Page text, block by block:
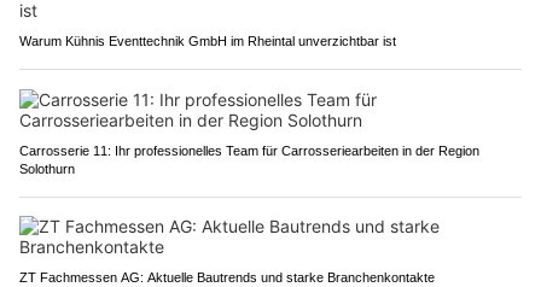
Warum Kühnis Eventtechnik GmbH im Rheintal unverzichtbar ist
Carrosserie 11: Ihr professionelles Team für Carrosseriearbeiten in der Region
Solothurn
ZT Fachmessen AG: Aktuelle Bautrends und starke Branchenkontakte